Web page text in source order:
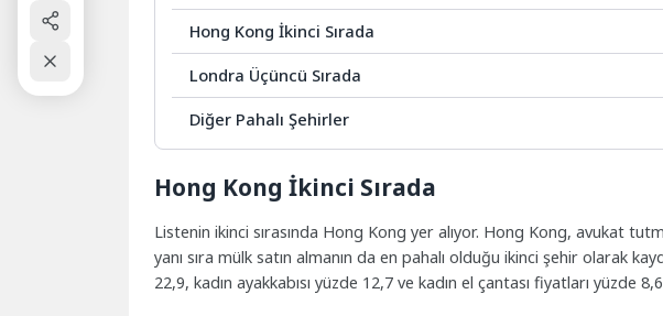
Hong Kong İkinci Sırada
Londra Üçüncü Sırada
Diğer Pahalı Şehirler
Hong Kong İkinci Sırada
Listenin ikinci sırasında Hong Kong yer alıyor. Hong Kong, avukat
yanı sıra mülk satın almanın da en pahalı olduğu ikinci şehir olarak
22,9, kadın ayakkabısı yüzde 12,7 ve kadın el çantası fiyatları yüzde